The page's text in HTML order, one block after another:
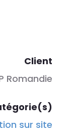
Client
Romandie
sur site